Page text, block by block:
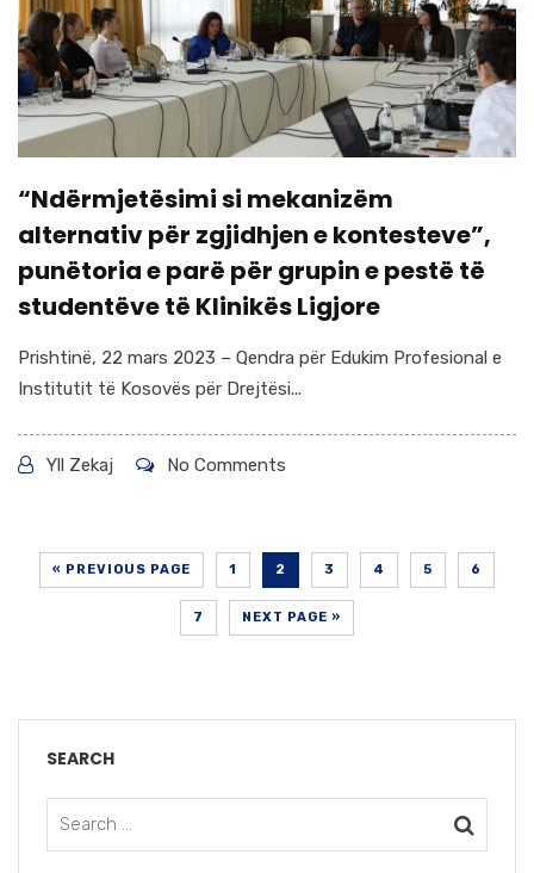
“Ndërmjetësimi si mekanizëm
alternativ për zgjidhjen e kontesteve”,
punëtoria e parë për grupin e pestë të
studentëve të Klinikës Ligjore
Prishtinë, 22 mars 2023 – Qendra për Edukim Profesional e
Institutit të Kosovës për Drejtësi...
Yll Zekaj No Comments
« PREVIOUS PAGE 1 2 3 4 5 6
7 NEXT PAGE »
SEARCH